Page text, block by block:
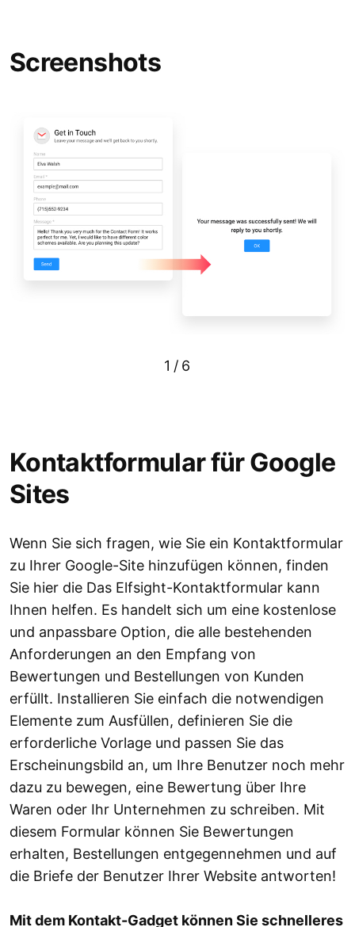
Screenshots
1 / 6
Kontaktformular für Google
Sites
Wenn Sie sich fragen, wie Sie ein Kontaktformular
zu Ihrer Google-Site hinzufügen können, finden
Sie hier die Das Elfsight-Kontaktformular kann
Ihnen helfen. Es handelt sich um eine kostenlose
und anpassbare Option, die alle bestehenden
Anforderungen an den Empfang von
Bewertungen und Bestellungen von Kunden
erfüllt. Installieren Sie einfach die notwendigen
Elemente zum Ausfüllen, definieren Sie die
erforderliche Vorlage und passen Sie das
Erscheinungsbild an, um Ihre Benutzer noch mehr
dazu zu bewegen, eine Bewertung über Ihre
Waren oder Ihr Unternehmen zu schreiben. Mit
diesem Formular können Sie Bewertungen
erhalten, Bestellungen entgegennehmen und auf
die Briefe der Benutzer Ihrer Website antworten!
Mit dem Kontakt-Gadget können Sie schnelleres